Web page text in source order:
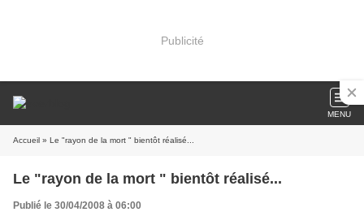
Publicité
MENU
Accueil » Le "rayon de la mort " bientôt réalisé...
Le "rayon de la mort " bientôt réalisé...
Publié le 30/04/2008 à 06:00